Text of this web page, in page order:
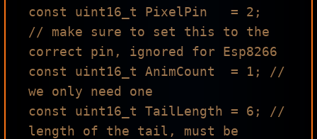
const uint16_t PixelPin   = 2;
// make sure to set this to the
correct pin, ignored for Esp8266
const uint16_t AnimCount  = 1; //
we only need one
const uint16_t TailLength = 6; //
length of the tail, must be